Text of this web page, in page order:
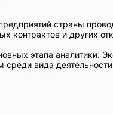
страны
контрактов и других
этапа аналитики:
вида